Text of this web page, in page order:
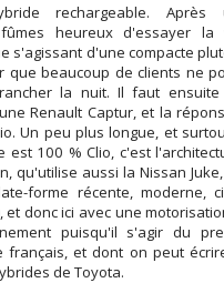
rechargeable. Après
heureux d'essayer la
s'agissant d'une compacte
que beaucoup de clients ne
la nuit. Il faut
Renault Captur, et la
Un peu plus longue, et
100 % Clio, c'est
qu'utilise aussi la Nissan
forme récente, moderne,
et donc ici avec une
puisqu'il s'agir du
français, et dont on peut
de Toyota.